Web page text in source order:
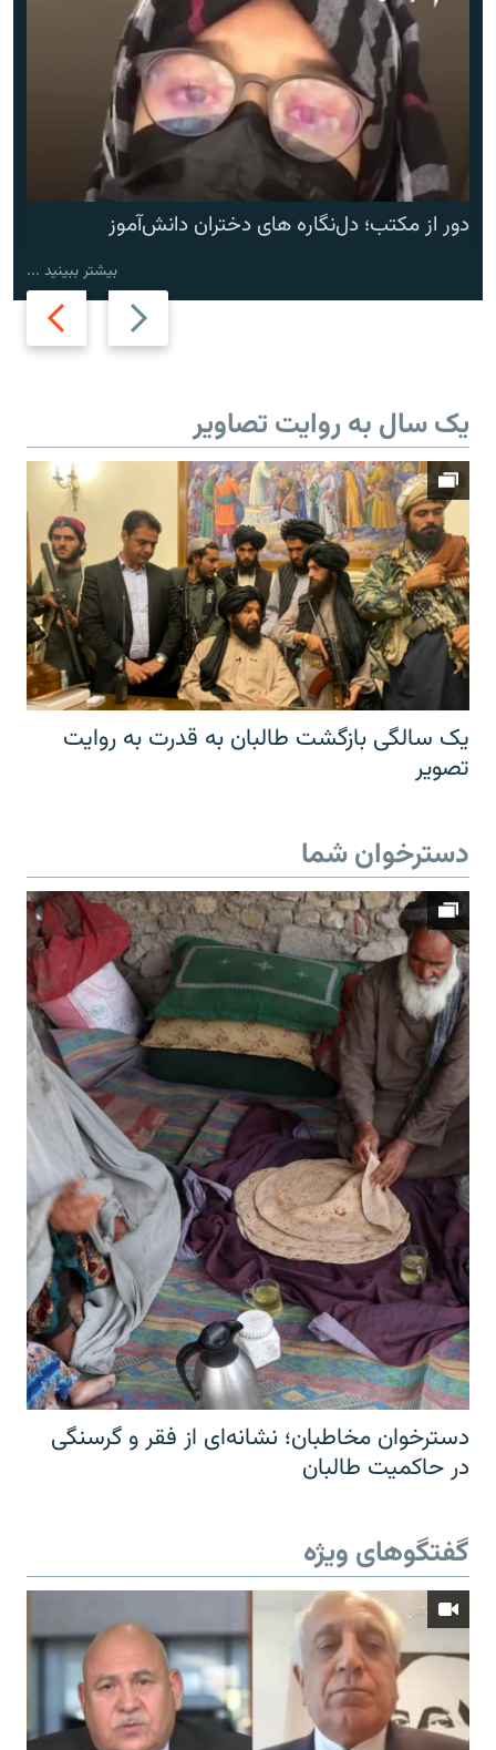
Previous
slide
Next
slide
دور از مکتب؛ دل‌نگاره های دختران دانش‌آموز
بیشتر ببینید ...
یک سال به روایت تصاویر
یک سالگی بازگشت طالبان به قدرت به روایت
تصویر
دسترخوان شما
دسترخوان مخاطبان؛ نشانه‌ای از فقر و گرسنگی
در حاکمیت طالبان
گفتگوهای ویژه